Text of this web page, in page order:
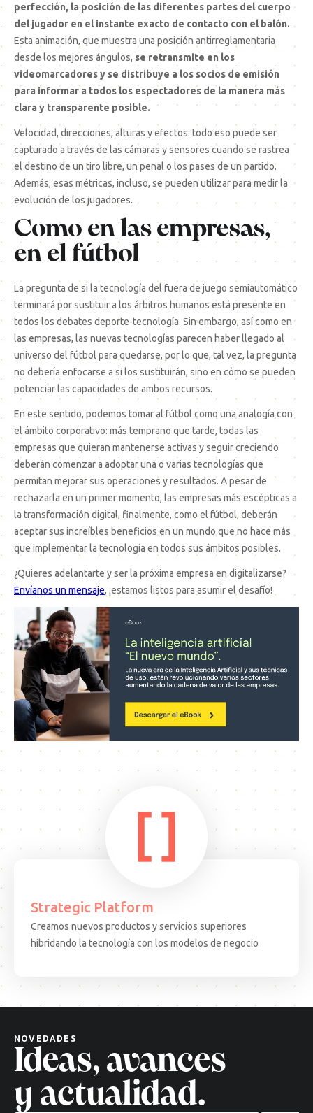
perfección, la posición de las diferentes partes del cuerpo
del jugador en el instante exacto de contacto con el balón.
Esta animación, que muestra una posición antirreglamentaria
desde los mejores ángulos, se retransmite en los
videomarcadores y se distribuye a los socios de emisión
para informar a todos los espectadores de la manera más
clara y transparente posible.
Velocidad, direcciones, alturas y efectos: todo eso puede ser
capturado a través de las cámaras y sensores cuando se rastrea
el destino de un tiro libre, un penal o los pases de un partido.
Además, esas métricas, incluso, se pueden utilizar para medir la
evolución de los jugadores.
Como en las empresas,
en el fútbol
La pregunta de si la tecnología del fuera de juego semiautomático
terminará por sustituir a los árbitros humanos está presente en
todos los debates deporte-tecnología. Sin embargo, así como en
las empresas, las nuevas tecnologías parecen haber llegado al
universo del fútbol para quedarse, por lo que, tal vez, la pregunta
no debería enfocarse a si los sustituirán, sino en cómo se pueden
potenciar las capacidades de ambos recursos.
En este sentido, podemos tomar al fútbol como una analogía con
el ámbito corporativo: más temprano que tarde, todas las
empresas que quieran mantenerse activas y seguir creciendo
deberán comenzar a adoptar una o varias tecnologías que
permitan mejorar sus operaciones y resultados. A pesar de
rechazarla en un primer momento, las empresas más escépticas a
la transformación digital, finalmente, como el fútbol, deberán
aceptar sus increíbles beneficios en un mundo que no hace más
que implementar la tecnología en todos sus ámbitos posibles.
¿Quieres adelantarte y ser la próxima empresa en digitalizarse?
Envíanos un mensaje, ¡estamos listos para asumir el desafío!
Strategic Platform
Creamos nuevos productos y servicios superiores
hibridando la tecnología con los modelos de negocio
NOVEDADES
Ideas, avances
y actualidad.
ARTICULO 15.08.25
soluciones
un
paradigma
tecnológico
más